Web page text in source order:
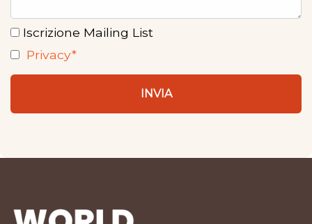
Iscrizione Mailing List
Privacy*
INVIA